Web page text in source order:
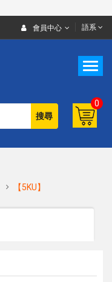
會員中心 語系
搜尋
0
【5KU】